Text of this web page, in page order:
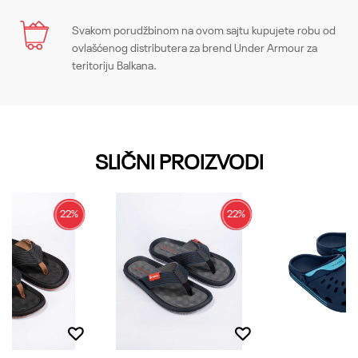
Karakteristika
Kategorija
Ipanema
Ime/Nadimak
Svakom porudžbinom na ovom sajtu kupujete robu od
ovlašćenog distributera za brend Under Armour za
teritoriju Balkana.
SLIČNI PROIZVODI
22% 22%